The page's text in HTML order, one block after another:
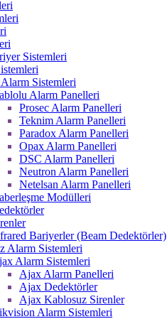
Sistemleri
Sistemleri
Alarm Panelleri
Prosec Alarm Panelleri
Teknim Alarm Panelleri
Paradox Alarm Panelleri
Opax Alarm Panelleri
DSC Alarm Panelleri
Neutron Alarm Panelleri
Netelsan Alarm Panelleri
Modülleri
Bariyerler (Beam Dedektörler)
Alarm Sistemleri
Alarm Sistemleri
Ajax Alarm Panelleri
Ajax Dedektörler
Ajax Kablosuz Sirenler
Alarm Sistemleri